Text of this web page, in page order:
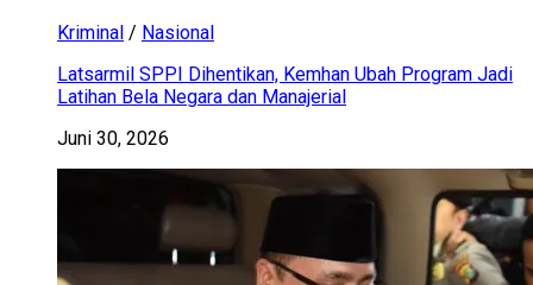
Kriminal / Nasional
Latsarmil SPPI Dihentikan, Kemhan Ubah Program Jadi
Latihan Bela Negara dan Manajerial
Juni 30, 2026